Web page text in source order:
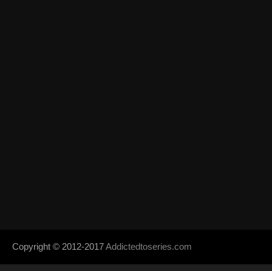
Copyright © 2012-2017Addictedtoseries.com